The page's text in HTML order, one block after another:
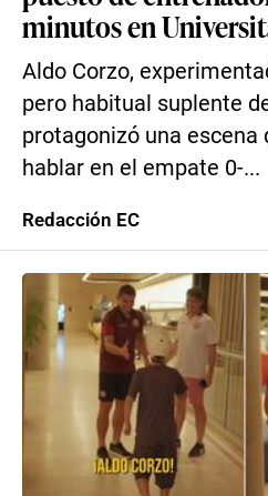
minutos en
Aldo Corzo,
pero habitual suplente
protagonizó una escena
hablar en el empate 0-...
Redacción EC